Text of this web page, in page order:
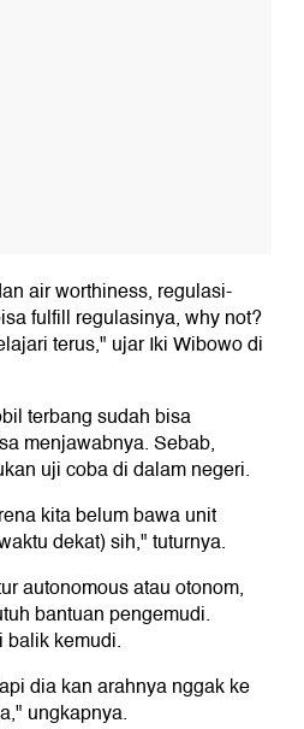
air worthiness, regulasi-
fulfill regulasinya, why not?
terus," ujar Iki Wibowo di
terbang sudah bisa
menjawabnya. Sebab,
uji coba di dalam negeri.
kita belum bawa unit
dekat) sih," tuturnya.
autonomous atau otonom,
bantuan pengemudi.
balik kemudi.
dia kan arahnya nggak ke
ungkapnya.